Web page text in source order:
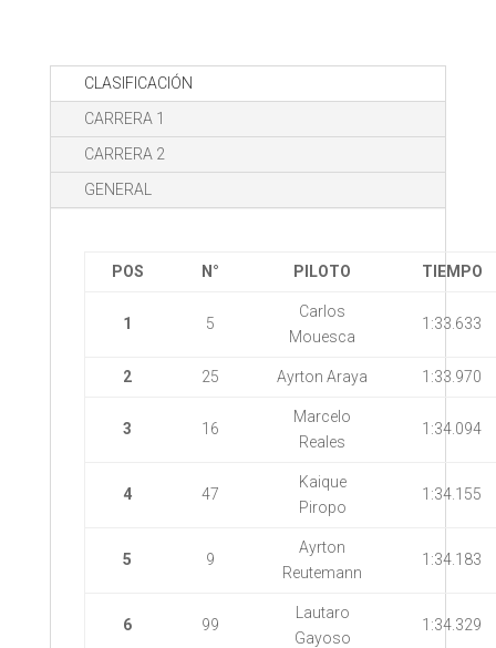
CLASIFICACIÓN
CARRERA 1
CARRERA 2
GENERAL
POS N° PILOTO TIEMPO
1 5
Carlos
Mouesca
1:33.633
2 25 Ayrton Araya 1:33.970
3 16
Marcelo
Reales
1:34.094
4 47
Kaique
Piropo
1:34.155
5 9
Ayrton
Reutemann
1:34.183
6 99
Lautaro
Gayoso
1:34.329